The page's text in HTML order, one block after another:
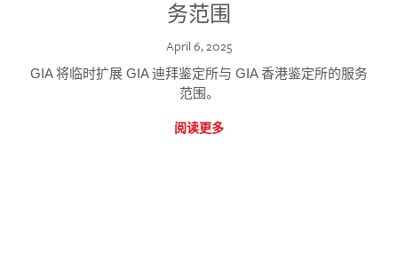
务范围
April 6, 2025
GIA 将临时扩展 GIA 迪拜鉴定所与 GIA 香港鉴定所的服务
范围。
阅读更多